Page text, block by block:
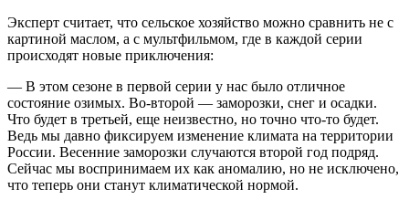
Эксперт считает, что сельское хозяйство можно сравнить не с
картиной маслом, а с мультфильмом, где в каждой серии
происходят новые приключения:
— В этом сезоне в первой серии у нас было отличное
состояние озимых. Во-второй — заморозки, снег и осадки.
Что будет в третьей, еще неизвестно, но точно что-то будет.
Ведь мы давно фиксируем изменение климата на территории
России. Весенние заморозки случаются второй год подряд.
Сейчас мы воспринимаем их как аномалию, но не исключено,
что теперь они станут климатической нормой.